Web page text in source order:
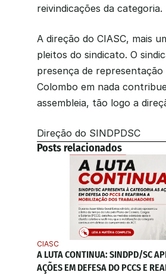
reivindicações da categoria.
A direção do CIASC, mais
pleitos do sindicato. O
presença de
Colombo em nada
assembleia, tão logo a
Direção do SINDPDSC
Posts relacionados
CIASC
A LUTA CONTINUA: SINDPD/SC
AÇÕES EM DEFESA DO PCCS E